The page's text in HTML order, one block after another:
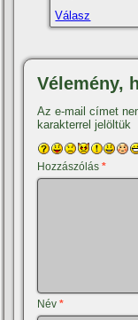
Válasz
Vélemény,
Az e-mail címet
karakterrel jelöltük
Hozzászólás*
Név*